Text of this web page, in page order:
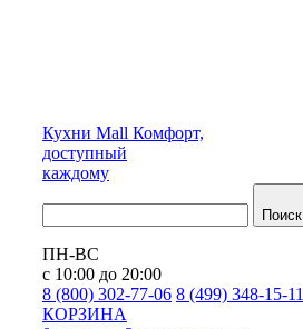
Кухни Mall Комфорт,
доступный
каждому
Поиск
ПН-ВС
с 10:00 до 20:00
8 (800) 302-77-06 8 (499) 348-15-11
КОРЗИНА